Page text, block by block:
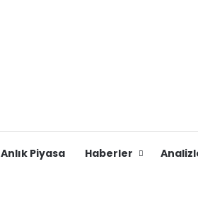
Anlık Piyasa Haberler